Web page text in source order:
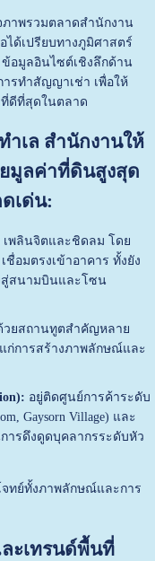
าพรวมตลาดสำนักงาน
ด้เปรียบทางภูมิศาสตร์
ข้อมูลอินไซต์เชิงลึกด้าน
รทำสัญญาเช่า เพื่อให้
ดีที่สุดในตลาด
ำเล สำนักงานให้
มูลค่าที่ดินสูงสุด
เด่น:
เพลินจิตและชิดลม โดย
ชื่อมตรงเข้าอาคาร ทั้งยัง
สู่สนามบินและโซน
วยสถานทูตสำคัญหลาย
ก่การสร้างภาพลักษณ์และ
อยู่ติดศูนย์การค้าระดับ
Gaysorn Village) และ
ารดึงดูดบุคลากรระดับหัว
ทย์ทั้งภาพลักษณ์และการ
ละเทรนด์พื้นที่